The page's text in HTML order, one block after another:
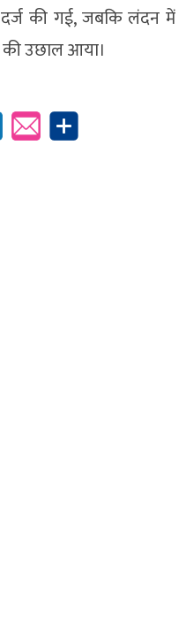
की गई, जबकि लंदन में
उछाल आया।